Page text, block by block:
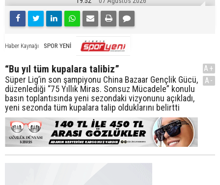
Haber Kaynağı SPOR YENİ
“Bu yıl tüm kupalara talibiz”
Süper Lig’in son şampiyonu China Bazaar Gençlik Gücü,
düzenlediği “75 Yıllık Miras. Sonsuz Mücadele” konulu
basın toplantısında yeni sezondaki vizyonunu açıkladı,
yeni sezonda tüm kupalara talip olduklarını belirtti
A+
A-